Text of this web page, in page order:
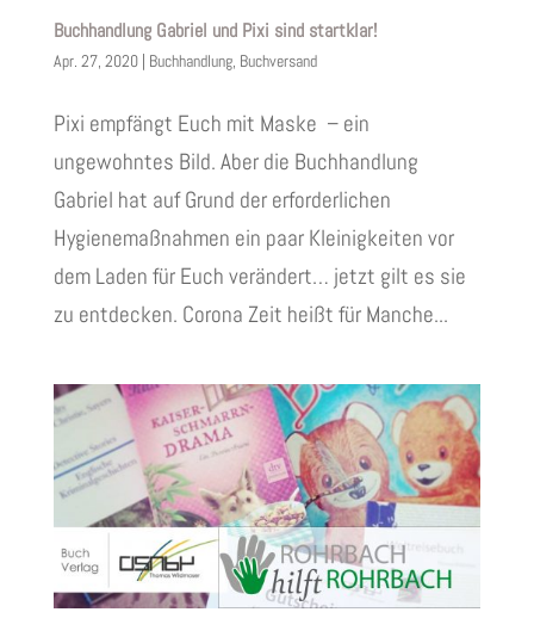
Buchhandlung Gabriel und Pixi sind startklar!
Apr. 27, 2020| Buchhandlung, Buchversand
Pixi empfängt Euch mit Maske – ein
ungewohntes Bild. Aber die Buchhandlung
Gabriel hat auf Grund der erforderlichen
Hygienemaßnahmen ein paar Kleinigkeiten vor
dem Laden für Euch verändert… jetzt gilt es sie
zu entdecken. Corona Zeit heißt für Manche...